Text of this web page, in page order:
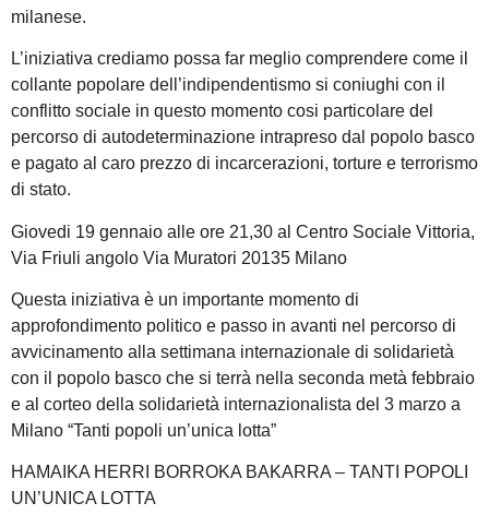
milanese.
L’iniziativa crediamo possa far meglio comprendere come il
collante popolare dell’indipendentismo si coniughi con il
conflitto sociale in questo momento cosi particolare del
percorso di autodeterminazione intrapreso dal popolo basco
e pagato al caro prezzo di incarcerazioni, torture e terrorismo
di stato.
Giovedi 19 gennaio alle ore 21,30 al Centro Sociale Vittoria,
Via Friuli angolo Via Muratori 20135 Milano
Questa iniziativa è un importante momento di
approfondimento politico e passo in avanti nel percorso di
avvicinamento alla settimana internazionale di solidarietà
con il popolo basco che si terrà nella seconda metà febbraio
e al corteo della solidarietà internazionalista del 3 marzo a
Milano “Tanti popoli un’unica lotta”
HAMAIKA HERRI BORROKA BAKARRA – TANTI POPOLI
UN’UNICA LOTTA